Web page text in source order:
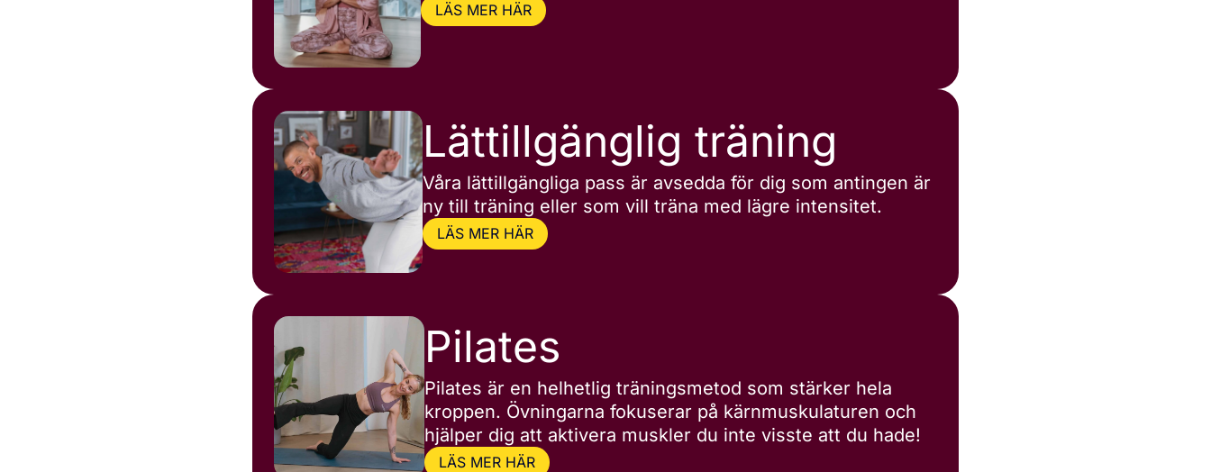
LÄS MER HÄR
Lättillgänglig träning
Våra lättillgängliga pass är avsedda för dig som antingen är
ny till träning eller som vill träna med lägre intensitet.
LÄS MER HÄR
Pilates
Pilates är en helhetlig träningsmetod som stärker hela
kroppen. Övningarna fokuserar på kärnmuskulaturen och
hjälper dig att aktivera muskler du inte visste att du hade!
LÄS MER HÄR